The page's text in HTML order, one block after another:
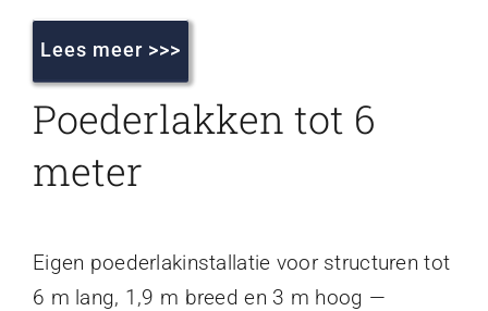
Lees meer >>>
Poederlakken tot 6
meter
Eigen poederlakinstallatie voor structuren tot
6 m lang, 1,9 m breed en 3 m hoog —